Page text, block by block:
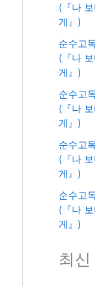
(『나
게』)
순수고
(『나
게』)
순수고
(『나
게』)
순수고
(『나
게』)
순수고
(『나
게』)
최